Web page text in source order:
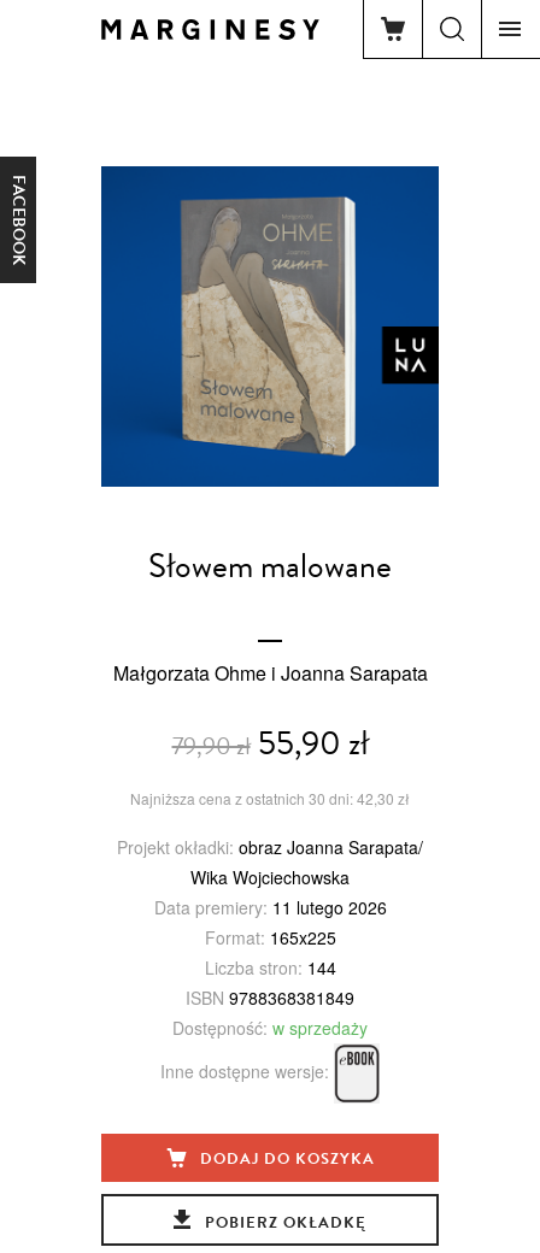
FACEBOOK
Słowem malowane
Małgorzata Ohme i Joanna Sarapata
79,90 zł55,90 zł
Najniższa cena z ostatnich 30 dni: 42,30 zł
Projekt okładki: obraz Joanna Sarapata/
Wika Wojciechowska
Data premiery: 11 lutego 2026
Format: 165x225
Liczba stron: 144
ISBN 9788368381849
Dostępność: w sprzedaży
Inne dostępne wersje:
DODAJ DO KOSZYKA
POBIERZ OKŁADKĘ